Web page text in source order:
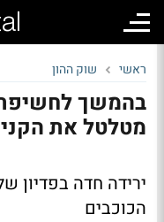
ראשי שוק ההון
בהמשך לחשיפת
מטלטל את
ירידה חדה בפדיון
הכוכבים